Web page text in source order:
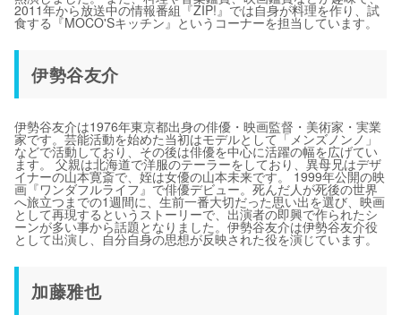
2011年から放送中の情報番組『ZIP!』では自身が料理を作り、試
食する『MOCO'Sキッチン』というコーナーを担当しています。
伊勢谷友介
伊勢谷友介は1976年東京都出身の俳優・映画監督・美術家・実業
家です。芸能活動を始めた当初はモデルとして「メンズノンノ」
などで活動しており、その後は俳優を中心に活躍の幅を広げてい
ます。 父親は北海道で洋服のテーラーをしており、異母兄はデザ
イナーの山本寛斎で、姪は女優の山本未来です。 1999年公開の映
画『ワンダフルライフ』で俳優デビュー。死んだ人が死後の世界
へ旅立つまでの1週間に、生前一番大切だった思い出を選び、映画
として再現するというストーリーで、出演者の即興で作られたシ
ーンが多い事から話題となりました。伊勢谷友介は伊勢谷友介役
として出演し、自分自身の思想が反映された役を演じています。
加藤雅也